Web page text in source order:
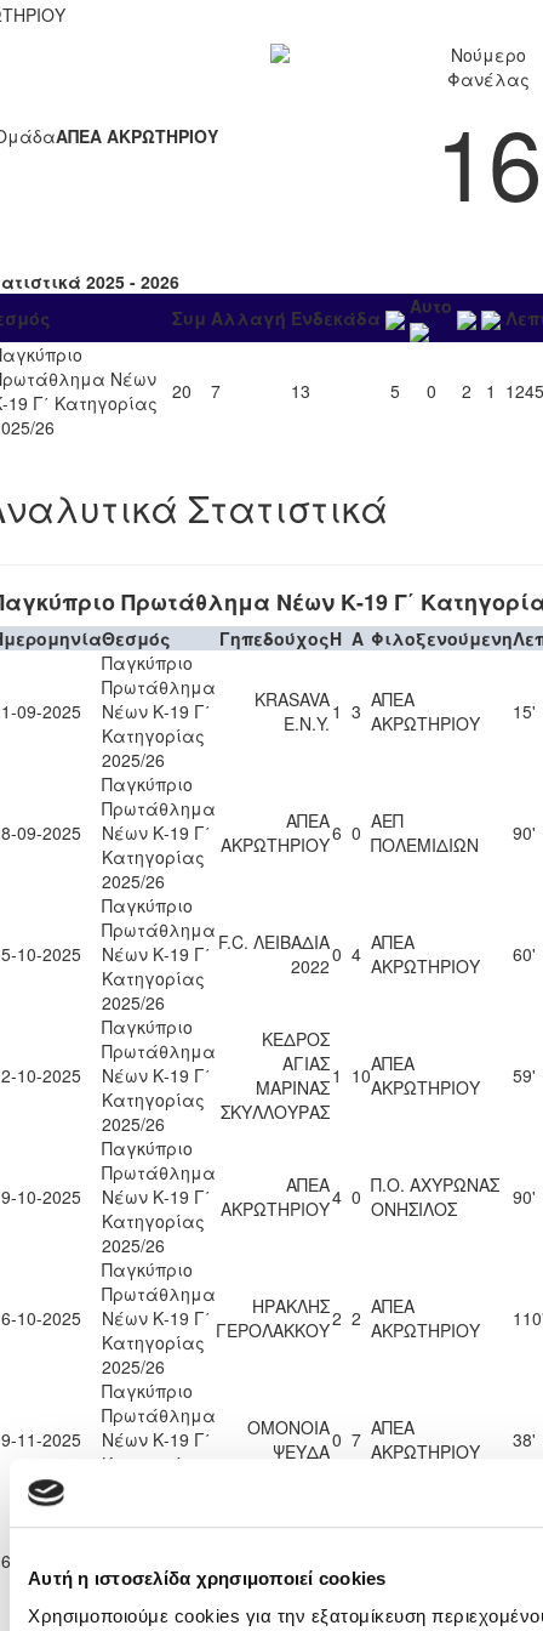
Αυτή η ιστοσελίδα χρησιμοποιεί cookies
Χρησιμοποιούμε cookies για την εξατομίκευση
ΑΠΕΑ ΑΚΡΩΤΗΡΙΟΥ
Νούμερο
Φανέλας
16
2025 - 2026
Συμ Αλλαγή Ενδεκάδα Αυτο
Νέων
19 Γ΄ Κατηγορίας
26
20 7 13 5 0 2 1 1245
Στατιστικά
Πρωτάθλημα Νέων Κ-19 Γ΄
Θεσμός ΓηπεδούχοςH A Φιλοξενούμενη
09-2025
Παγκύπριο
Πρωτάθλημα
Νέων Κ-19 Γ΄
Κατηγορίας
2025/26
KRASAVA
Ε.Ν.Y. 1 3 ΑΠΕΑ
ΑΚΡΩΤΗΡΙΟΥ
15'
09-2025
Παγκύπριο
Πρωτάθλημα
Νέων Κ-19 Γ΄
Κατηγορίας
2025/26
ΑΠΕΑ
ΑΚΡΩΤΗΡΙΟΥ6 0 ΑΕΠ
ΠΟΛΕΜΙΔΙΩΝ
90'
10-2025
Παγκύπριο
Πρωτάθλημα
Νέων Κ-19 Γ΄
Κατηγορίας
2025/26
F.C. ΛΕΙΒΑΔΙΑ
20220 4 ΑΠΕΑ
ΑΚΡΩΤΗΡΙΟΥ
60'
10-2025
Παγκύπριο
Πρωτάθλημα
Νέων Κ-19 Γ΄
Κατηγορίας
2025/26
ΚΕΔΡΟΣ
ΑΓΙΑΣ
ΜΑΡΙΝΑΣ
ΣΚΥΛΛΟΥΡΑΣ
1 10ΑΠΕΑ
ΑΚΡΩΤΗΡΙΟΥ
59'
10-2025
Παγκύπριο
Πρωτάθλημα
Νέων Κ-19 Γ΄
Κατηγορίας
2025/26
ΑΠΕΑ
ΑΚΡΩΤΗΡΙΟΥ4 0 Π.Ο. ΑΧΥΡΩΝΑΣ
ΟΝΗΣΙΛΟΣ
90'
10-2025
Παγκύπριο
Πρωτάθλημα
Νέων Κ-19 Γ΄
Κατηγορίας
2025/26
ΗΡΑΚΛΗΣ
ΓΕΡΟΛΑΚΚΟΥ2 2 ΑΠΕΑ
ΑΚΡΩΤΗΡΙΟΥ
11-2025
Παγκύπριο
Πρωτάθλημα
Νέων Κ-19 Γ΄
Κατηγορίας
ΟΜΟΝΟΙΑ
ΨΕΥΔΑ0 7 ΑΠΕΑ
ΑΚΡΩΤΗΡΙΟΥ
38'
11-2025
Πρωτάθλημα
Κατηγορίας
2025/26
ΑΚΡΩΤΗΡΙΟΥ